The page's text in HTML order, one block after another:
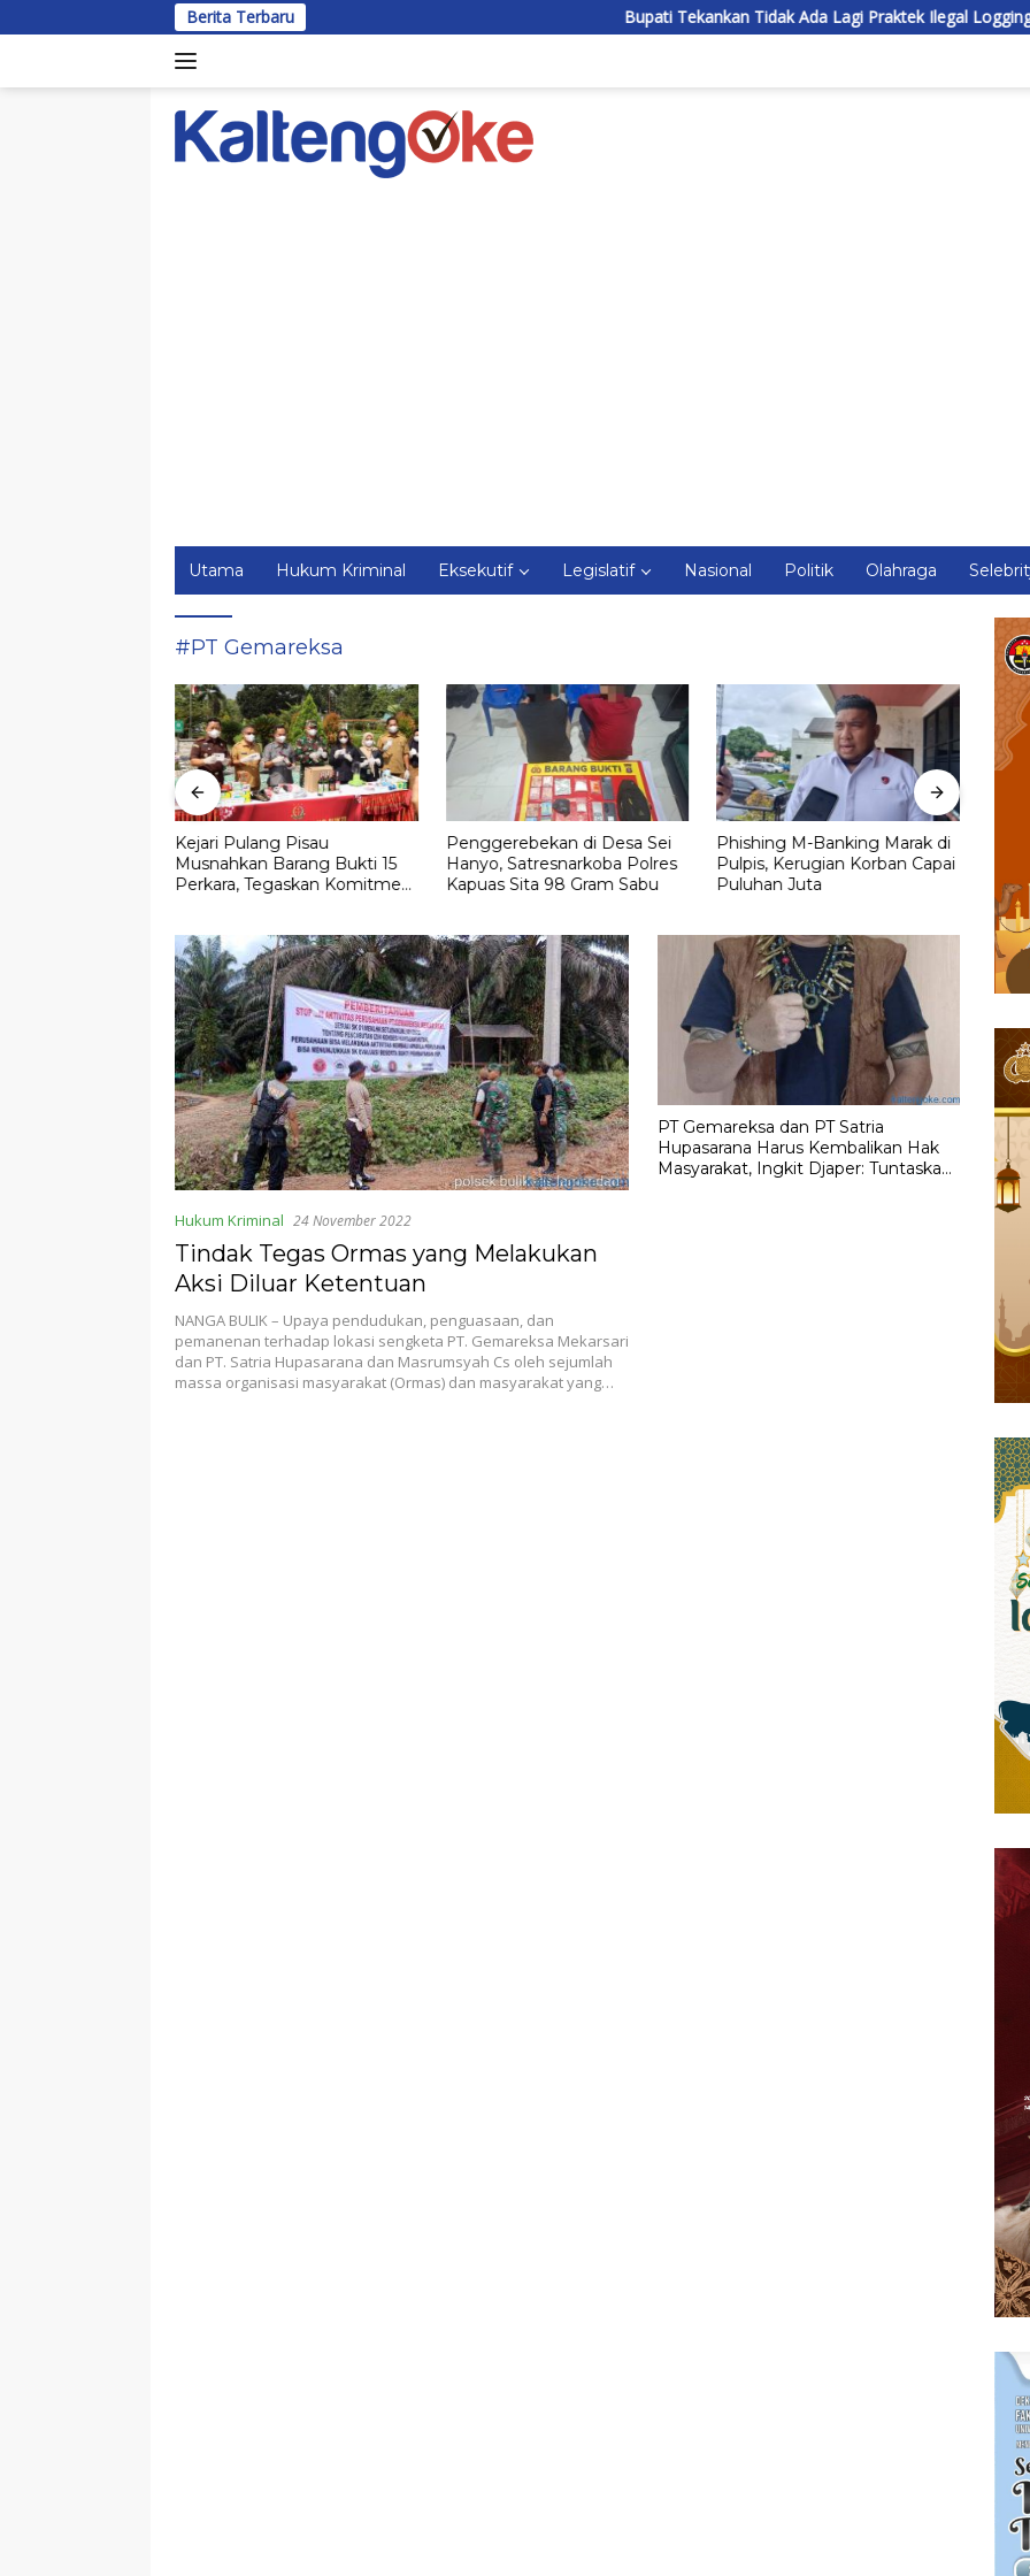
ke
Berita Terbaru Bupati Tekankan Tidak Ada Lagi Praktek Ilegal Logging di
Utama Hukum Kriminal Eksekutif Legislatif Nasional Politik Olahraga
#PT Gemareksa
Kejari Pulang Pisau
Musnahkan Barang Bukti 15
Perkara, Tegaskan Komitmen
Penggerebekan di Desa Sei
Hanyo, Satresnarkoba Polres
Kapuas Sita 98 Gram Sabu
Phishing M-Banking Marak di
Pulpis, Kerugian Korban Capai
Puluhan Juta
Hukum Kriminal 24 November 2022
Tindak Tegas Ormas yang Melakukan
Aksi Diluar Ketentuan
NANGA BULIK – Upaya pendudukan, penguasaan, dan
pemanenan terhadap lokasi sengketa PT. Gemareksa Mekarsari
dan PT. Satria Hupasarana dan Masrumsyah Cs oleh sejumlah
massa organisasi masyarakat (Ormas) dan masyarakat yang…
PT Gemareksa dan PT Satria
Hupasarana Harus Kembalikan Hak
Masyarakat, Ingkit Djaper: Tuntaskan